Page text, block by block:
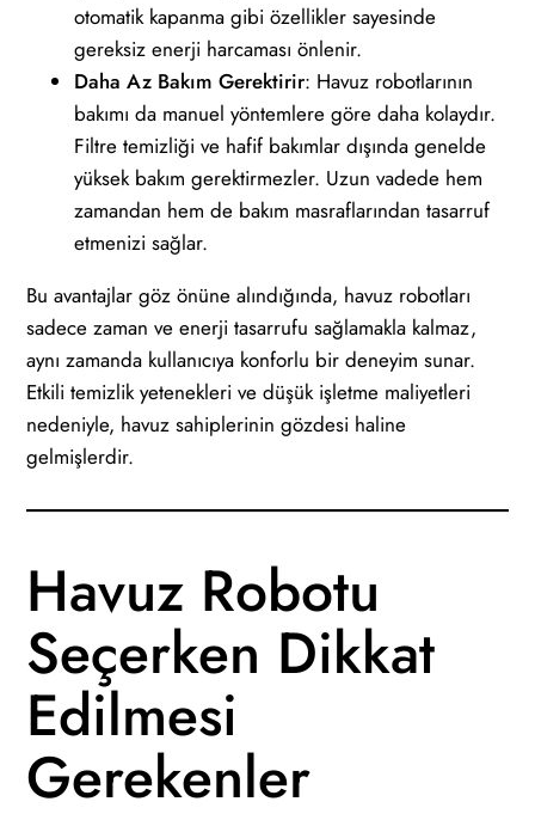
otomatik kapanma gibi özellikler sayesinde
gereksiz enerji harcaması önlenir.
Daha Az Bakım Gerektirir: Havuz robotlarının
bakımı da manuel yöntemlere göre daha kolaydır.
Filtre temizliği ve hafif bakımlar dışında genelde
yüksek bakım gerektirmezler. Uzun vadede hem
zamandan hem de bakım masraflarından tasarruf
etmenizi sağlar.
Bu avantajlar göz önüne alındığında, havuz robotları
sadece zaman ve enerji tasarrufu sağlamakla kalmaz,
aynı zamanda kullanıcıya konforlu bir deneyim sunar.
Etkili temizlik yetenekleri ve düşük işletme maliyetleri
nedeniyle, havuz sahiplerinin gözdesi haline
gelmişlerdir.
Havuz Robotu
Seçerken Dikkat
Edilmesi
Gerekenler